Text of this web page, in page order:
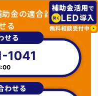
金の適合診断につい
る